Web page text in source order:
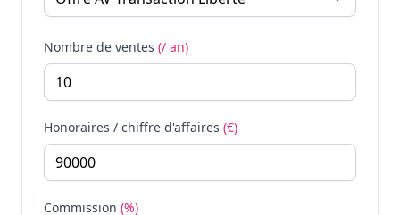
Nombre de ventes (/ an)
Honoraires / chiffre d'affaires (€)
Commission (%)